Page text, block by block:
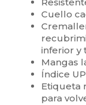
Cuello
inferior y
Mangas
Índice
Etiqueta
para